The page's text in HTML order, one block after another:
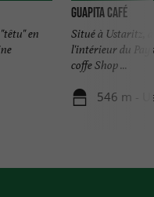
en
Guapita café
Situé à Ustaritz,
l'intérieur du
coffe Shop ...
546 m -